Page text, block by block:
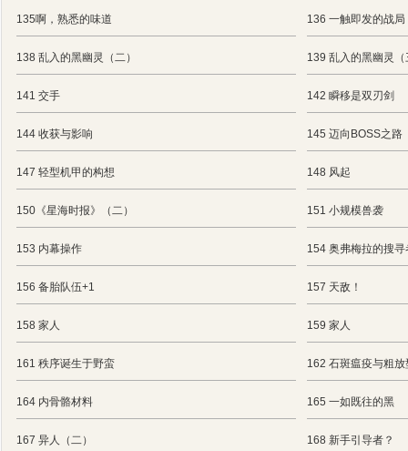
135啊，熟悉的味道 136 一触即发的战局
138 乱入的黑幽灵（二） 139 乱入的黑幽灵（
141 交手 142 瞬移是双刃剑
144 收获与影响 145 迈向BOSS之路
147 轻型机甲的构想 148 风起
150《星海时报》（二） 151 小规模兽袭
153 内幕操作 154 奥弗梅拉的搜寻
156 备胎队伍+1 157 天敌！
158 家人 159 家人
161 秩序诞生于野蛮 162 石斑瘟疫与粗放
164 内骨骼材料 165 一如既往的黑
167 异人（二） 168 新手引导者？